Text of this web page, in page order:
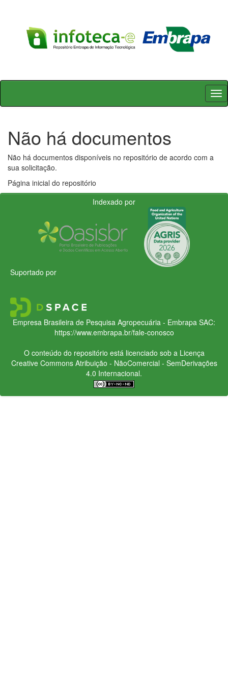
Skip
Não há documentos
Não há documentos disponíveis no repositório de acordo com a
sua solicitação.
Página inicial do repositório
Indexado por
Suportado por
Empresa Brasileira de Pesquisa Agropecuária - Embrapa SAC:
https://www.embrapa.br/fale-conosco
O conteúdo do repositório está licenciado sob a Licença
Creative CommonsAtribuição - NãoComercial - SemDerivações
4.0 Internacional.